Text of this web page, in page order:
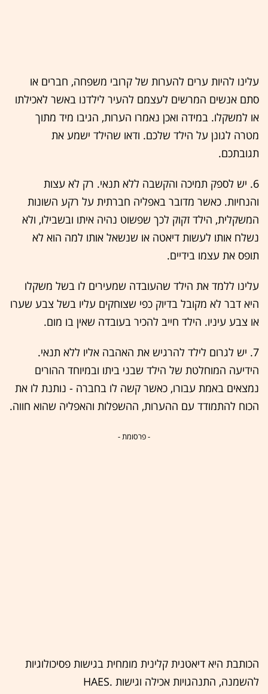
עלינו להיות ערים להערות של קרובי משפחה, חברים או
סתם אנשים המרשים לעצמם להעיר לילדנו באשר לאכילתו
או למשקלו. במידה ואכן נאמרו הערות, הגיבו מיד מתוך
מטרה לגונן על הילד שלכם. ודאו שהילד ישמע את
תגובתכם.
6. יש לספק תמיכה והקשבה ללא תנאי. רק לא עצות
והנחיות. כאשר מדובר באפליה חברתית על רקע השונות
המשקלית, הילד זקוק לכך שפשוט נהיה איתו ובשבילו, ולא
נשלח אותו לעשות דיאטה או שנשאל אותו למה הוא לא
תופס את עצמו בידיים.
עלינו ללמד את הילד שהעובדה שמעירים לו בשל משקלו
היא דבר לא מקובל בדיוק כפי שצוחקים עליו בשל צבע שערו
או צבע עיניו. הילד חייב להכיר בעובדה שאין בו מום.
7. יש לגרום לילד להרגיש את האהבה אליו ללא תנאי.
הידיעה המוחלטת של הילד שבני ביתו ובמיוחד ההורים
נמצאים באמת עבורו, כאשר קשה לו בחברה - נותנת לו את
הכוח להתמודד עם ההערות, ההשפלות והאפליה שהוא חווה.
- פרסומת -
הכותבת היא דיאטנית קלינית מומחית בגישות פסיכולוגיות
להשמנה, התנהגויות אכילה וגישות HAES.